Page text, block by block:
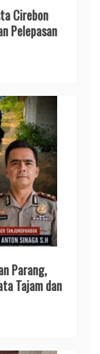
Cirebon
Pelepasan
Parang,
Tajam dan